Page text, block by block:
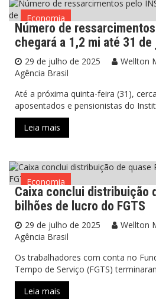
Economia
Número de
chegará a 1,2 mi até 31 de
29 de julho de 2025
Wellton
Agência Brasil
Até a próxima quinta-feira (31),
aposentados e pensionistas do
Leia mais
Economia
Caixa conclui distribuição
bilhões de lucro do FGTS
29 de julho de 2025
Wellton
Agência Brasil
Os trabalhadores com conta no
Tempo de Serviço (FGTS)
Leia mais